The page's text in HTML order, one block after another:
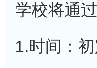
学校将通
1.时间：